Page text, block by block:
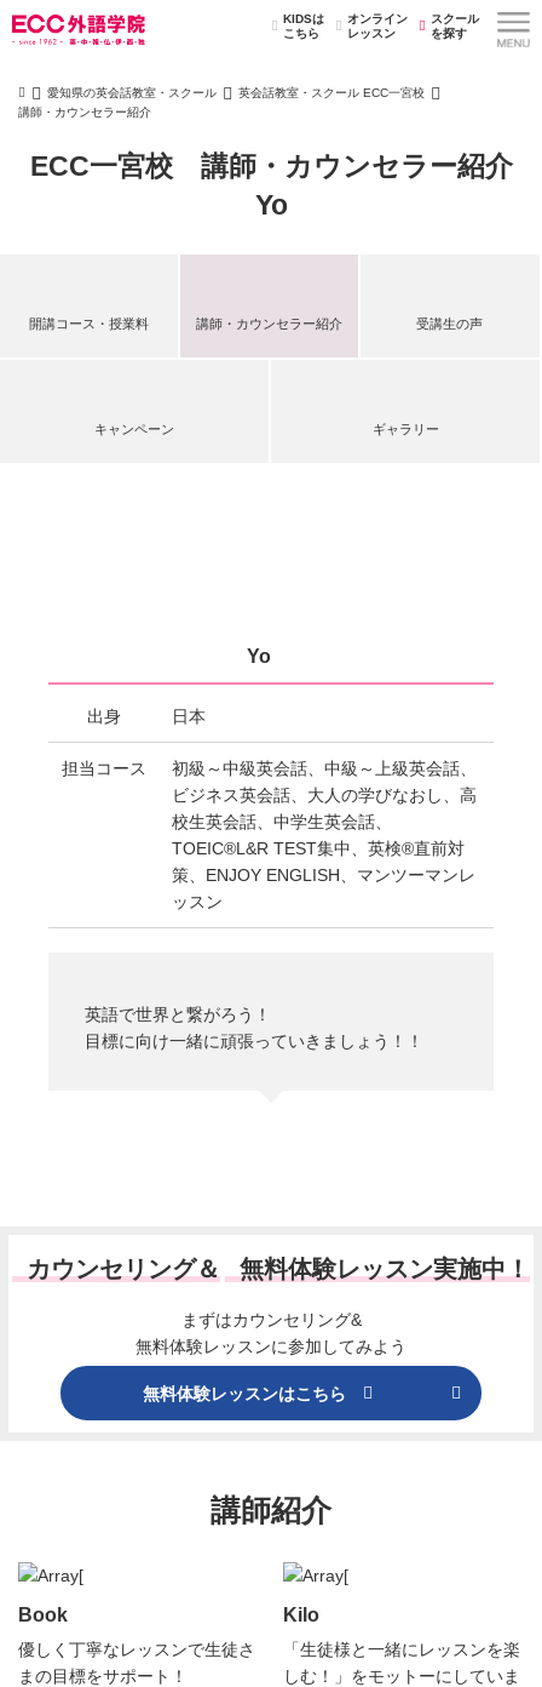
KIDSは
こちら
オンライン
レッスン
スクール
を探す
愛知県の英会話教室・スクール
英会話教室・スクール ECC一宮校
講師・カウンセラー紹介
ECC一宮校 講師・カウンセラー紹介
Yo
開講コース・授業料 講師・カウンセラー紹介 受講生の声
キャンペーン ギャラリー
Yo
出身 日本
担当コース
初級～中級英会話、中級～上級英会話、
ビジネス英会話、大人の学びなおし、高
校生英会話、中学生英会話、
TOEIC®L&R TEST集中、英検®直前対
策、ENJOY ENGLISH、マンツーマンレ
ッスン
英語で世界と繋がろう！
目標に向け一緒に頑張っていきましょう！！
カウンセリング＆ 無料体験レッスン実施中！
まずはカウンセリング&
無料体験レッスンに参加してみよう
無料体験レッスンはこちら
講師紹介
Book
優しく丁寧なレッスンで生徒さ
まの目標をサポート！
Kilo
「生徒様と一緒にレッスンを楽
しむ！」をモットーにしていま